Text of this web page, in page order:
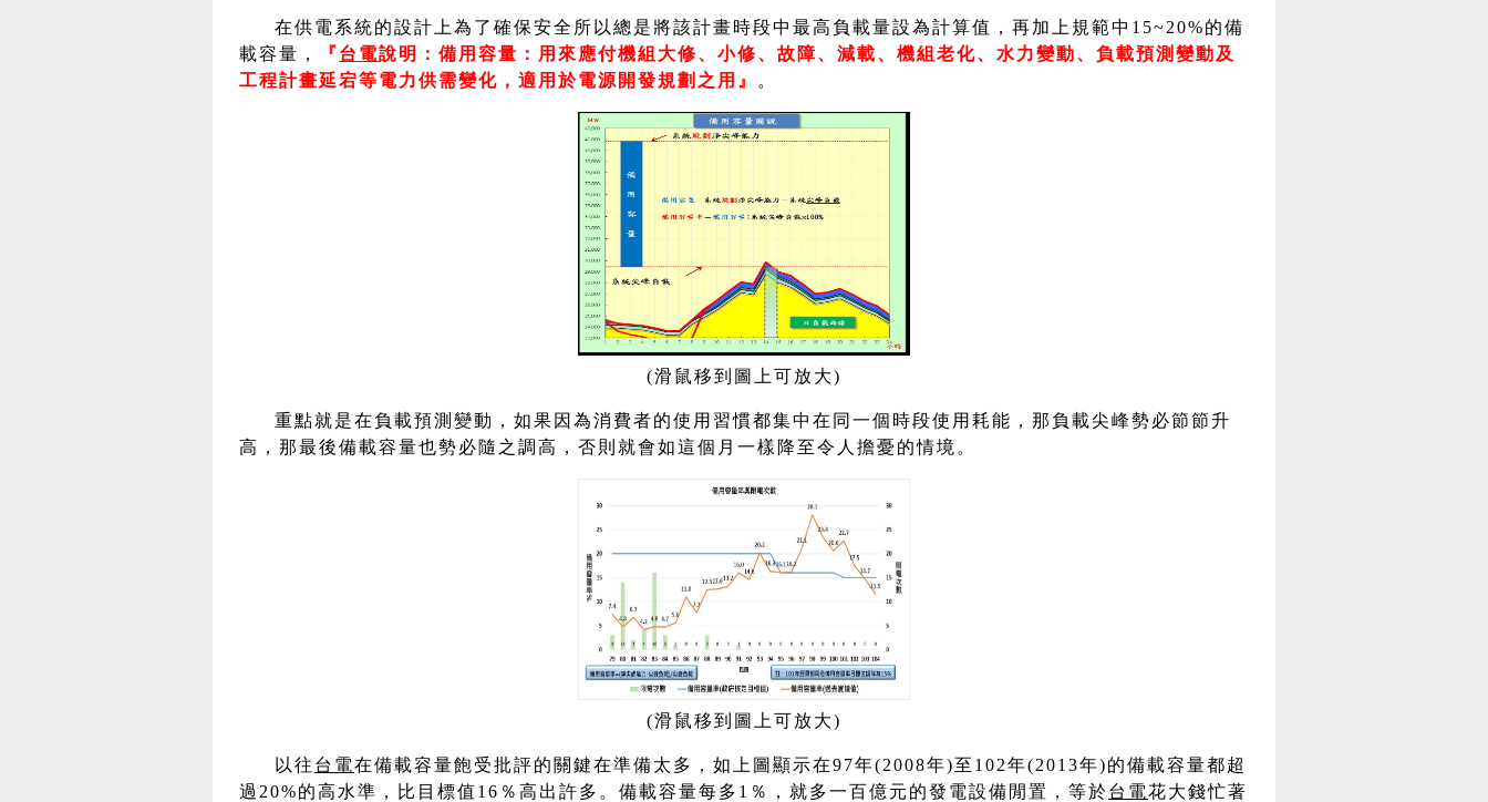
在供電系統的設計上為了確保安全所以總是將該計畫時段中最高負載量設為計算值，再加上規範中15~20%的備
載容量，
『 台電說明：備用容量：用來應付機組大修、小修、故障、減載、機組老化、水力變動、負載預測變動及
工程計畫延宕等電力供需變化，適用於電源開發規劃之用』
。
(滑鼠移到圖上可放大)
重點就是在負載預測變動，如果因為消費者的使用習慣都集中在同一個時段使用耗能，那負載尖峰勢必節節升
高，那最後備載容量也勢必隨之調高，否則就會如這個月一樣降至令人擔憂的情境。
(滑鼠移到圖上可放大)
以往 台電在備載容量飽受批評的關鍵在準備太多，如上圖顯示在97年(2008年)至102年(2013年)的備載容量都超
過20%的高水準，比目標值16％高出許多。備載容量每多1％，就多一百億元的發電設備閒置，等於台電花大錢忙著